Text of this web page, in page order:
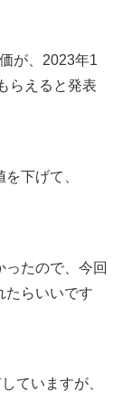
が、2023年1
らえると発表
下げて、
たので、今回
たらいいです
ていますが、